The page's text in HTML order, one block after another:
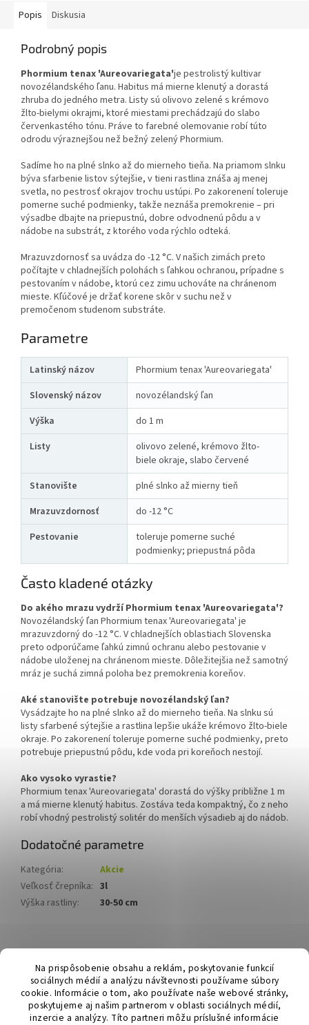
Na prispôsobenie obsahu a reklám, poskytovanie funkcií
sociálnych médií a analýzu návštevnosti používame súbory
cookie. Informácie o tom, ako používate naše webové stránky,
poskytujeme aj našim partnerom v oblasti sociálnych médií,
inzercie a analýzy. Títo partneri môžu príslušné informácie
Popis Diskusia
Podrobný popis
Phormium tenax 'Aureovariegata'je pestrolistý kultivar
novozélandského ľanu. Habitus má mierne klenutý a dorastá
zhruba do jedného metra. Listy sú olivovo zelené s krémovo
žlto-bielymi okrajmi, ktoré miestami prechádzajú do slabo
červenkastého tónu. Práve to farebné olemovanie robí túto
odrodu výraznejšou než bežný zelený Phormium.
Sadíme ho na plné slnko až do mierneho tieňa. Na priamom slnku
býva sfarbenie listov sýtejšie, v tieni rastlina znáša aj menej
svetla, no pestrosť okrajov trochu ustúpi. Po zakorenení toleruje
pomerne suché podmienky, takže neznáša premokrenie – pri
výsadbe dbajte na priepustnú, dobre odvodnenú pôdu a v
nádobe na substrát, z ktorého voda rýchlo odteká.
Mrazuvzdornosť sa uvádza do -12 °C. V našich zimách preto
počítajte v chladnejších polohách s ľahkou ochranou, prípadne s
pestovaním v nádobe, ktorú cez zimu uchováte na chránenom
mieste. Kľúčové je držať korene skôr v suchu než v
premočenom studenom substráte.
Parametre
Latinský názov
Phormium tenax 'Aureovariegata'
Slovenský názov
novozélandský ľan
Výška
do 1 m
Listy
olivovo zelené, krémovo žlto-
biele okraje, slabo červené
Stanovište
plné slnko až mierny tieň
Mrazuvzdornosť
do -12 °C
Pestovanie
toleruje pomerne suché
podmienky; priepustná pôda
Často kladené otázky
Do akého mrazu vydrží Phormium tenax 'Aureovariegata'?
Novozélandský ľan Phormium tenax 'Aureovariegata' je
mrazuvzdorný do -12 °C. V chladnejších oblastiach Slovenska
preto odporúčame ľahkú zimnú ochranu alebo pestovanie v
nádobe uloženej na chránenom mieste. Dôležitejšia než samotný
mráz je suchá zimná poloha bez premokrenia koreňov.
Aké stanovište potrebuje novozélandský ľan?
Vysádzajte ho na plné slnko až do mierneho tieňa. Na slnku sú
listy sfarbené sýtejšie a rastlina lepšie ukáže krémovo žlto-biele
okraje. Po zakorenení toleruje pomerne suché podmienky, preto
potrebuje priepustnú pôdu, kde voda pri koreňoch nestojí.
Ako vysoko vyrastie?
Phormium tenax 'Aureovariegata' dorastá do výšky približne 1 m
a má mierne klenutý habitus. Zostáva teda kompaktný, čo z neho
robí vhodný pestrolistý solitér do menších výsadieb aj do nádob.
Dodatočné parametre
Kategória:
Akcie
Veľkosť črepníka: 3l
Výška rastliny: 30-50 cm
á
Hurmikaki.com